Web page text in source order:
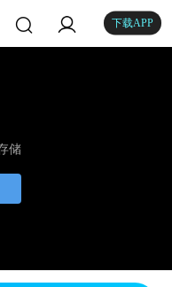
下载APP
储